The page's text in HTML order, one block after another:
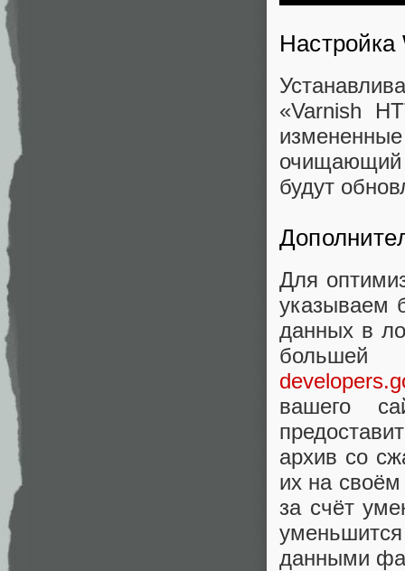
«Varnish
очищающий
будут
Для
указываем
данных в
большей
вашего
архив со
их на
за счёт
данными